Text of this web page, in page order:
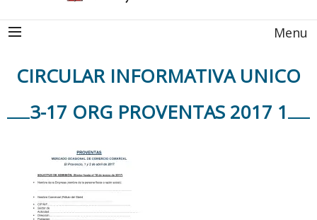
Menu
CIRCULAR INFORMATIVA UNICO
3-17 ORG PROVENTAS 2017 1